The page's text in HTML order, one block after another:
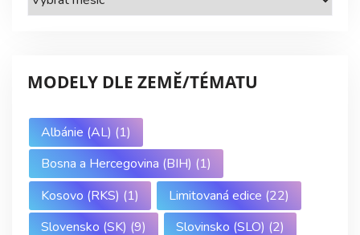
dle
MODELY DLE ZEMĚ/TÉMATU
Albánie (AL) (1)
Bosna a Hercegovina (BIH) (1)
Kosovo (RKS) (1) Limitovaná edice (22)
Slovensko (SK) (9) Slovinsko (SLO) (2)